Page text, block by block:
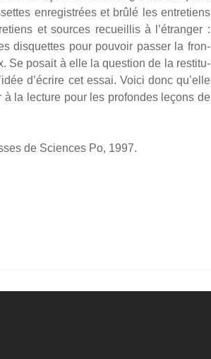
enre­gis­trées et brû­lé les entre­tiens
et sources recueillis à l’étranger :
dis­quettes pour pou­voir pas­ser la fron­
Se posait à elle la ques­tion de la res­ti­tu­
d’écrire cet essai. Voi­ci donc qu’elle
la lec­ture pour les pro­fondes leçons de
de Sciences Po, 1997.